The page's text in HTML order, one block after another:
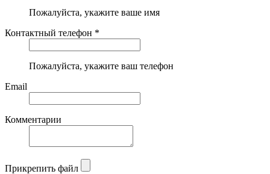
Пожалуйста, укажите ваше имя
Контактный телефон *
Пожалуйста, укажите ваш телефон
Email
Комментарии
Прикрепить файл